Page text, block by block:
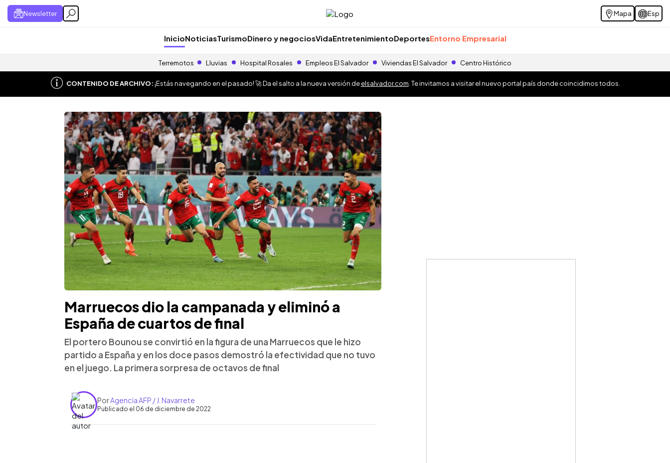
Newsletter Mapa Esp
InicioNoticiasTurismoDinero y negociosVidaEntretenimientoDeportesEntorno Empresarial
Terremotos Lluvias Hospital Rosales Empleos El Salvador Viviendas El Salvador Centro Histórico
CONTENIDO DE ARCHIVO:¡Estás navegando en el pasado! 🚀 Da el salto a la nueva versión deelsalvador.com . Te invitamos a visitar el nuevo portal país donde coincidimos todos.
Marruecos dio la campanada y eliminó a
España de cuartos de final
El portero Bounou se convirtió en la figura de una Marruecos que le hizo
partido a España y en los doce pasos demostró la efectividad que no tuvo
en el juego. La primera sorpresa de octavos de final
PorAgencia AFP / J. Navarrete
Publicado el 06 de diciembre de 2022